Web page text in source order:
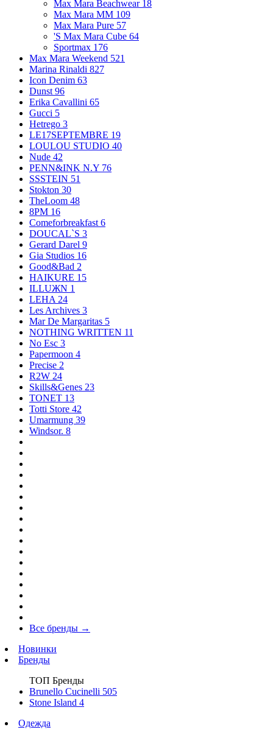
Max Mara Beachwear 18
Max Mara MM 109
Max Mara Pure 57
'S Max Mara Cube 64
Sportmax 176
Max Mara Weekend 521
Marina Rinaldi 827
Icon Denim 63
Dunst 96
Erika Cavallini 65
Gucci 5
Hetrego 3
LE17SEPTEMBRE 19
LOULOU STUDIO 40
Nude 42
PENN&INK N.Y 76
SSSTEIN 51
Stokton 30
TheLoom 48
8PM 16
Comeforbreakfast 6
DOUCAL`S 3
Gerard Darel 9
Gia Studios 16
Good&Bad 2
HAIKURE 15
ILLUЖN 1
LEHA 24
Les Archives 3
Mar De Margaritas 5
NOTHING WRITTEN 11
No Esc 3
Papermoon 4
Precise 2
R2W 24
Skills&Genes 23
TONET 13
Totti Store 42
Umarmung 39
Windsor. 8
Все бренды →
Новинки
Бренды
ТОП Бренды
Brunello Cucinelli 505
Stone Island 4
Одежда